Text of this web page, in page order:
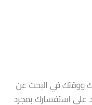
ووقتك في البحث عن
على استفسارك بمجرد